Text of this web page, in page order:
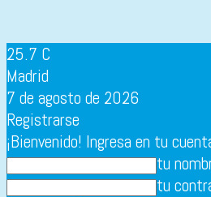
25.7 C
Madrid
7 de agosto de 2026
Registrarse
¡Bienvenido! Ingresa en tu
tu
tu